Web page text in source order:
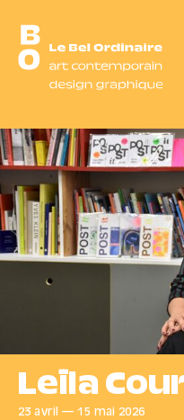
Leïla
23 avril —15 mai
2026